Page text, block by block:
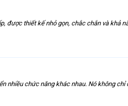
được thiết kế nhỏ gọn, chắc chắn và khả
nhiều chức năng khác nhau. Nó không